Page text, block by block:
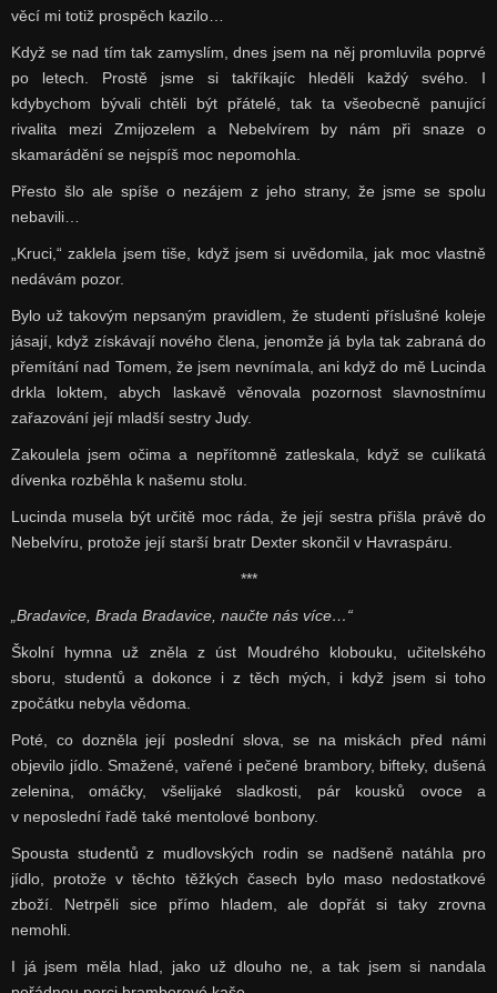
věcí mi totiž prospěch kazilo…
Když se nad tím tak zamyslím, dnes jsem na něj promluvila poprvé
po letech. Prostě jsme si takříkajíc hleděli každý svého. I
kdybychom bývali chtěli být přátelé, tak ta všeobecně panující
rivalita mezi Zmijozelem a Nebelvírem by nám při snaze o
skamarádění se nejspíš moc nepomohla.
Přesto šlo ale spíše o nezájem z jeho strany, že jsme se spolu
nebavili…
„Kruci,“ zaklela jsem tiše, když jsem si uvědomila, jak moc vlastně
nedávám pozor.
Bylo už takovým nepsaným pravidlem, že studenti příslušné koleje
jásají, když získávají nového člena, jenomže já byla tak zabraná do
přemítání nad Tomem, že jsem nevnímala, ani když do mě Lucinda
drkla loktem, abych laskavě věnovala pozornost slavnostnímu
zařazování její mladší sestry Judy.
Zakoulela jsem očima a nepřítomně zatleskala, když se culíkatá
dívenka rozběhla k našemu stolu.
Lucinda musela být určitě moc ráda, že její sestra přišla právě do
Nebelvíru, protože její starší bratr Dexter skončil v Havraspáru.
***
„Bradavice, Brada Bradavice, naučte nás více…“
Školní hymna už zněla z úst Moudrého klobouku, učitelského
sboru, studentů a dokonce i z těch mých, i když jsem si toho
zpočátku nebyla vědoma.
Poté, co dozněla její poslední slova, se na miskách před námi
objevilo jídlo. Smažené, vařené i pečené brambory, bifteky, dušená
zelenina, omáčky, všelijaké sladkosti, pár kousků ovoce a
v neposlední řadě také mentolové bonbony.
Spousta studentů z mudlovských rodin se nadšeně natáhla pro
jídlo, protože v těchto těžkých časech bylo maso nedostatkové
zboží. Netrpěli sice přímo hladem, ale dopřát si taky zrovna
nemohli.
I já jsem měla hlad, jako už dlouho ne, a tak jsem si nandala